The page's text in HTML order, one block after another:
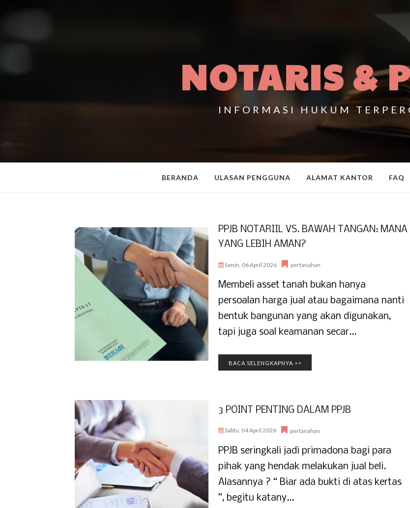
NOTARIS &
INFORMASI HUKUM
BERANDA ULASAN PENGGUNA ALAMAT KANTOR FAQ
PPJB NOTARIIL VS. BAWAH TANGAN: MANA
YANG LEBIH AMAN?
Senin, 06 April 2026 pertanahan
Membeli asset tanah bukan hanya
persoalan harga jual atau bagaimana nanti
bentuk bangunan yang akan digunakan,
tapi juga soal keamanan secar...
BACA SELENGKAPNYA >>
3 POINT PENTING DALAM PPJB
Sabtu, 04 April 2026 pertanahan
PPJB seringkali jadi primadona bagi para
pihak yang hendak melakukan jual beli.
Alasannya ? “ Biar ada bukti di atas kertas
”, begitu katany...